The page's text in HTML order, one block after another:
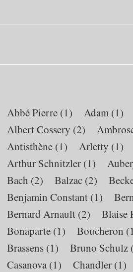
Abbé Pierre (1) Adam (1)
Albert Cossery (2)
Antisthène (1) Arletty (1)
Arthur Schnitzler (1)
Bach (2) Balzac (2)
Benjamin Constant (1)
Bernard Arnault (2) Blaise
Bonaparte (1) Boucheron
Brassens (1) Bruno Schulz
Casanova (1) Chandler (1)